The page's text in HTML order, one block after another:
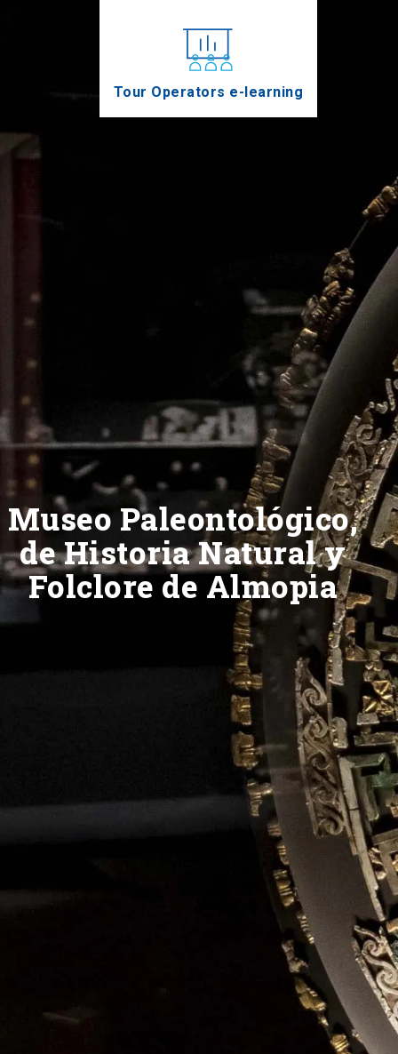
Tour Operators e-learning
Museo Paleontológico,
de Historia Natural y
Folclore de Almopia